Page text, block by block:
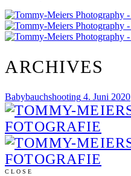
ARCHIVES
Babybauchshooting 4. Juni 2020
CLOSE